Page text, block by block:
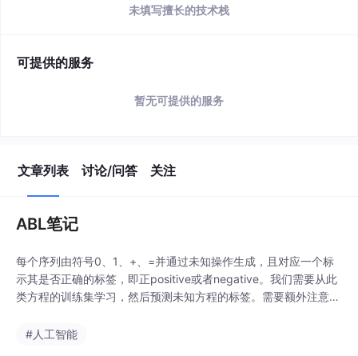
未填写擅长的技术栈
可提供的服务
暂无可提供的服务
文章列表 讨论/问答 关注
ABL笔记
每个序列由符号0、1、+、=并通过未知操作生成，且对应一个标
示其是否正确的标签，即正positive或者negative。我们需要从此
类方程的训练集学习，然后预测未知方程的标签。需要额外注意的
果不一致，将通过逻辑反绎生成最小化不一致的假设修订。例如，
#人工智能